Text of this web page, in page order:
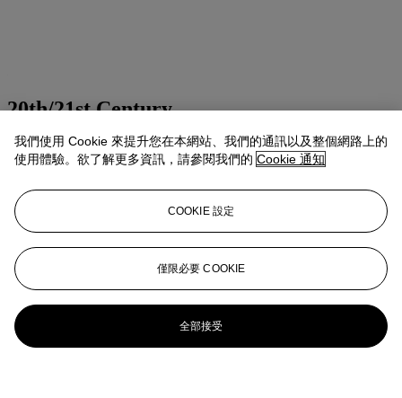
20th/21st Century
Presenting art of the 20th and 21st centuries
更多精彩內容
我們使用 Cookie 來提升您在本網站、我們的通訊以及整個網路上的
使用體驗。欲了解更多資訊，請參閱我們的 Cookie 通知
COOKIE 設定
僅限必要 COOKIE
全部接受